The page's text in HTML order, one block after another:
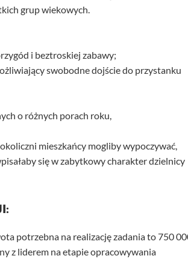
grup wiekowych.
i beztroskiej zabawy;
swobodne dojście do przystanku
o różnych porach roku,
mieszkańcy mogliby wypoczywać,
się w zabytkowy charakter dzielnicy
potrzebna na realizację zadania to 750
z liderem na etapie opracowywania